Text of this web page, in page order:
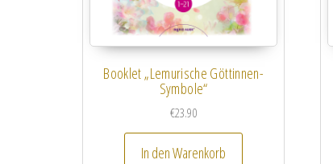
Booklet „Lemurische Göttinnen-
Symbole“
€23.90
In den Warenkorb